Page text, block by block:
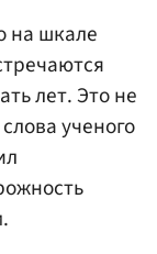
на шкале
лет. Это не
ученого